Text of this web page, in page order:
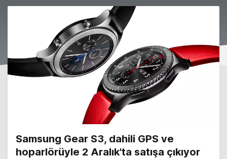
Samsung Gear S3, dahili GPS ve
hoparlörüyle 2 Aralık'ta satışa çıkıyor